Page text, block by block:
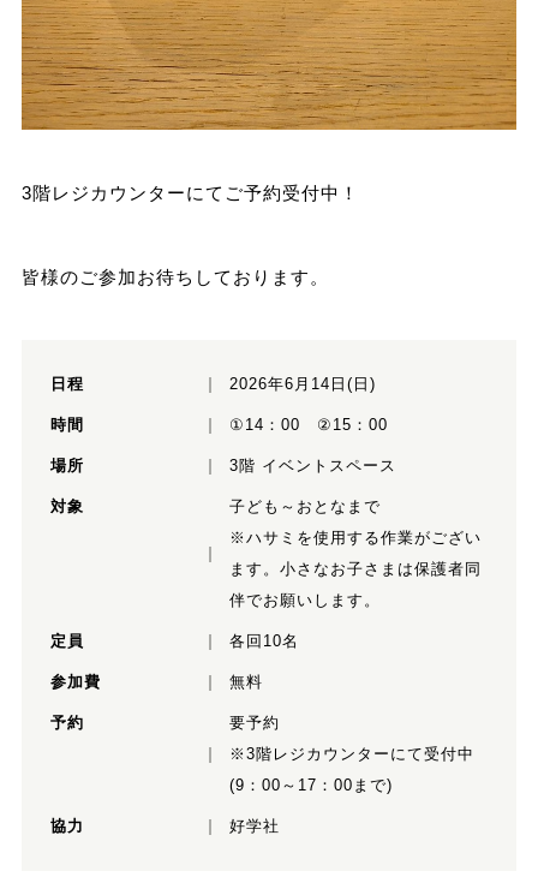
3階レジカウンターにてご予約受付中！
皆様のご参加お待ちしております。
日程 2026年6月14日(日)
時間 ①14：00 ②15：00
場所 3階 イベントスペース
対象
子ども～おとなまで
※ハサミを使用する作業がござい
ます。小さなお子さまは保護者同
伴でお願いします。
定員 各回10名
参加費 無料
予約
要予約
※3階レジカウンターにて受付中
(9：00～17：00まで)
協力 好学社